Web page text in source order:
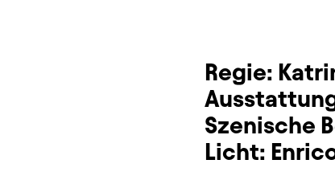
Regie:
Szenische
Licht: